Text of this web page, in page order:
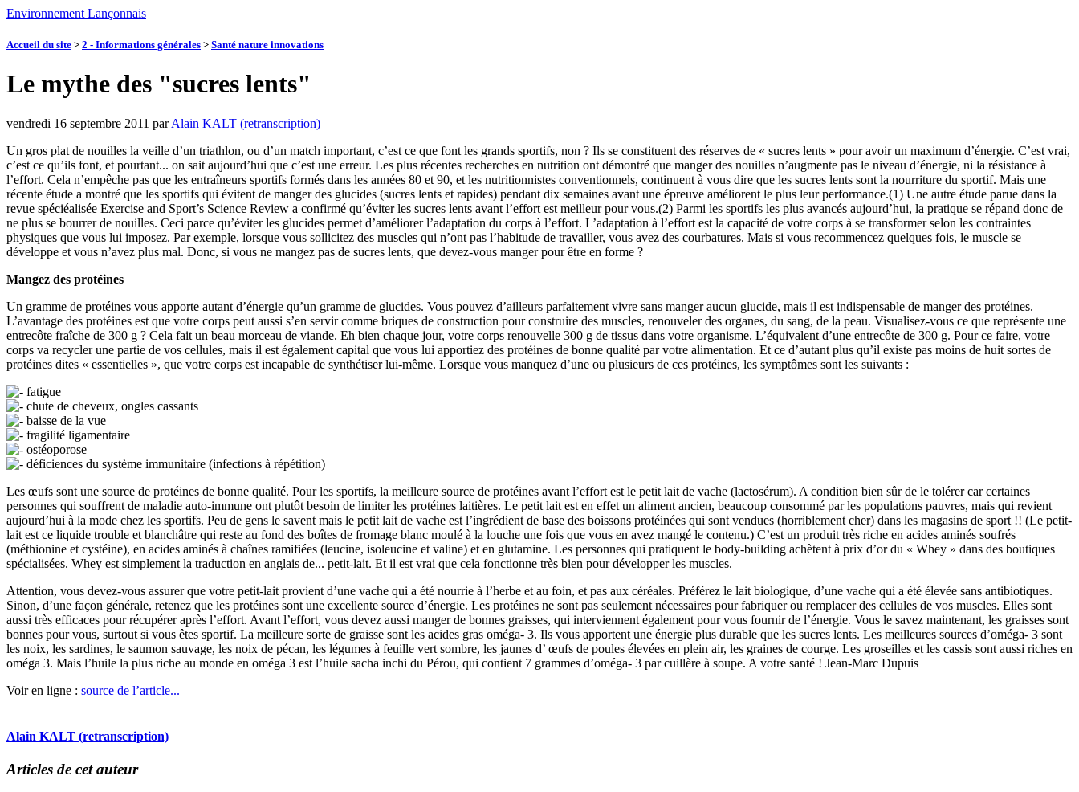
Environnement Lançonnais
Accueil du site > 2 - Informations générales > Santé nature innovations
Le mythe des "sucres lents"
vendredi 16 septembre 2011 parAlain KALT (retranscription)
Un gros plat de nouilles la veille d’un triathlon, ou d’un match important, c’est ce que font les grands sportifs, non ? Ils se constituent des réserves de « sucres lents » pour avoir un maximum d’énergie. C’est vrai,
c’est ce qu’ils font, et pourtant... on sait aujourd’hui que c’est une erreur. Les plus récentes recherches en nutrition ont démontré que manger des nouilles n’augmente pas le niveau d’énergie, ni la résistance à
l’effort. Cela n’empêche pas que les entraîneurs sportifs formés dans les années 80 et 90, et les nutritionnistes conventionnels, continuent à vous dire que les sucres lents sont la nourriture du sportif. Mais une
récente étude a montré que les sportifs qui évitent de manger des glucides (sucres lents et rapides) pendant dix semaines avant une épreuve améliorent le plus leur performance.(1) Une autre étude parue dans la
revue spéciéalisée Exercise and Sport’s Science Review a confirmé qu’éviter les sucres lents avant l’effort est meilleur pour vous.(2) Parmi les sportifs les plus avancés aujourd’hui, la pratique se répand donc de
ne plus se bourrer de nouilles. Ceci parce qu’éviter les glucides permet d’améliorer l’adaptation du corps à l’effort. L’adaptation à l’effort est la capacité de votre corps à se transformer selon les contraintes
physiques que vous lui imposez. Par exemple, lorsque vous sollicitez des muscles qui n’ont pas l’habitude de travailler, vous avez des courbatures. Mais si vous recommencez quelques fois, le muscle se
développe et vous n’avez plus mal. Donc, si vous ne mangez pas de sucres lents, que devez-vous manger pour être en forme ?
Mangez des protéines
Un gramme de protéines vous apporte autant d’énergie qu’un gramme de glucides. Vous pouvez d’ailleurs parfaitement vivre sans manger aucun glucide, mais il est indispensable de manger des protéines.
L’avantage des protéines est que votre corps peut aussi s’en servir comme briques de construction pour construire des muscles, renouveler des organes, du sang, de la peau. Visualisez-vous ce que représente une
entrecôte fraîche de 300 g ? Cela fait un beau morceau de viande. Eh bien chaque jour, votre corps renouvelle 300 g de tissus dans votre organisme. L’équivalent d’une entrecôte de 300 g. Pour ce faire, votre
corps va recycler une partie de vos cellules, mais il est également capital que vous lui apportiez des protéines de bonne qualité par votre alimentation. Et ce d’autant plus qu’il existe pas moins de huit sortes de
protéines dites « essentielles », que votre corps est incapable de synthétiser lui-même. Lorsque vous manquez d’une ou plusieurs de ces protéines, les symptômes sont les suivants :
fatigue
chute de cheveux, ongles cassants
baisse de la vue
fragilité ligamentaire
ostéoporose
déficiences du système immunitaire (infections à répétition)
Les œufs sont une source de protéines de bonne qualité. Pour les sportifs, la meilleure source de protéines avant l’effort est le petit lait de vache (lactosérum). A condition bien sûr de le tolérer car certaines
personnes qui souffrent de maladie auto-immune ont plutôt besoin de limiter les protéines laitières. Le petit lait est en effet un aliment ancien, beaucoup consommé par les populations pauvres, mais qui revient
aujourd’hui à la mode chez les sportifs. Peu de gens le savent mais le petit lait de vache est l’ingrédient de base des boissons protéinées qui sont vendues (horriblement cher) dans les magasins de sport !! (Le petit-
lait est ce liquide trouble et blanchâtre qui reste au fond des boîtes de fromage blanc moulé à la louche une fois que vous en avez mangé le contenu.) C’est un produit très riche en acides aminés soufrés
(méthionine et cystéine), en acides aminés à chaînes ramifiées (leucine, isoleucine et valine) et en glutamine. Les personnes qui pratiquent le body-building achètent à prix d’or du « Whey » dans des boutiques
spécialisées. Whey est simplement la traduction en anglais de... petit-lait. Et il est vrai que cela fonctionne très bien pour développer les muscles.
Attention, vous devez-vous assurer que votre petit-lait provient d’une vache qui a été nourrie à l’herbe et au foin, et pas aux céréales. Préférez le lait biologique, d’une vache qui a été élevée sans antibiotiques.
Sinon, d’une façon générale, retenez que les protéines sont une excellente source d’énergie. Les protéines ne sont pas seulement nécessaires pour fabriquer ou remplacer des cellules de vos muscles. Elles sont
aussi très efficaces pour récupérer après l’effort. Avant l’effort, vous devez aussi manger de bonnes graisses, qui interviennent également pour vous fournir de l’énergie. Vous le savez maintenant, les graisses sont
bonnes pour vous, surtout si vous êtes sportif. La meilleure sorte de graisse sont les acides gras oméga- 3. Ils vous apportent une énergie plus durable que les sucres lents. Les meilleures sources d’oméga- 3 sont
les noix, les sardines, le saumon sauvage, les noix de pécan, les légumes à feuille vert sombre, les jaunes d’ œufs de poules élevées en plein air, les graines de courge. Les groseilles et les cassis sont aussi riches en
oméga 3. Mais l’huile la plus riche au monde en oméga 3 est l’huile sacha inchi du Pérou, qui contient 7 grammes d’oméga- 3 par cuillère à soupe. A votre santé ! Jean-Marc Dupuis
Voir en ligne : source de l’article...
Alain KALT (retranscription)
Articles de cet auteur